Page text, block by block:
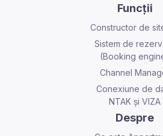
Funcții
Constructor de
Sistem de
(Booking
Channel
Conexiune de
NTAK și VIZA
Despre